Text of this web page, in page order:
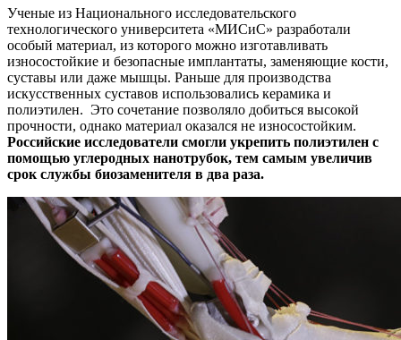
Ученые из Национального исследовательского
технологического университета «МИСиС» разработали
особый материал, из которого можно изготавливать
износостойкие и безопасные имплантаты, заменяющие кости,
суставы или даже мышцы. Раньше для производства
искусственных суставов использовались керамика и
полиэтилен. Это сочетание позволяло добиться высокой
прочности, однако материал оказался не износостойким.
Российские исследователи смогли укрепить полиэтилен с
помощью углеродных нанотрубок, тем самым увеличив
срок службы биозаменителя в два раза.